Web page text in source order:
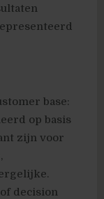
base:
op basis
zijn voor
decision